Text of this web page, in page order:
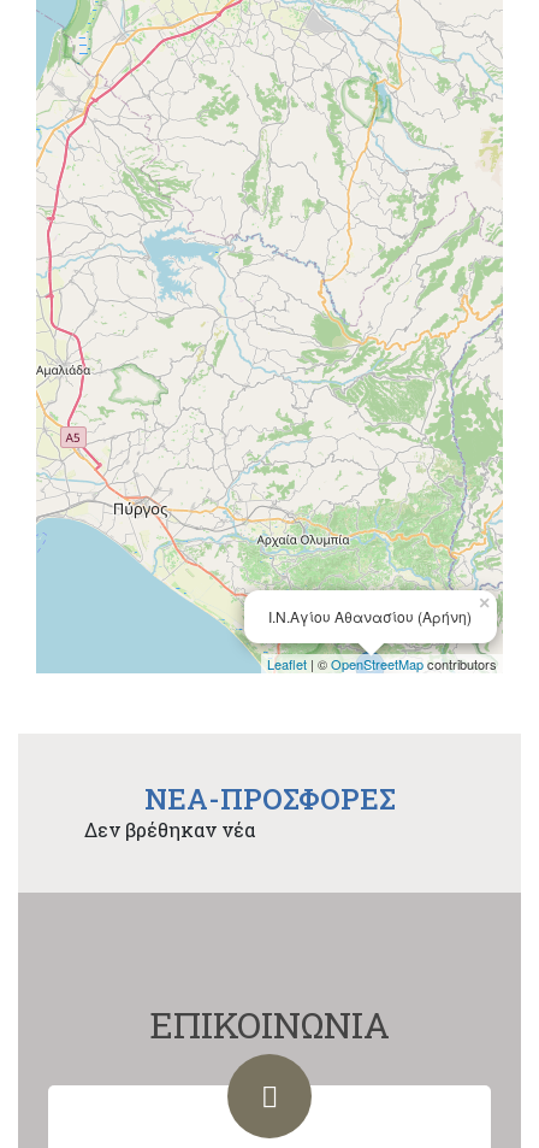
Ι.Ν.Αγίου Αθανασίου (Αρήνη)
×
Leaflet | ©OpenStreetMapcontributors
NEA-ΠΡΟΣΦΟΡΕΣ
Δεν βρέθηκαν νέα
ΕΠΙΚΟΙΝΩΝΙΑ